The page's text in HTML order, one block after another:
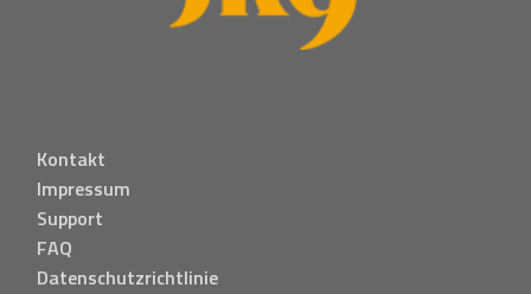
Kontakt
Impressum
Support
FAQ
Datenschutzrichtlinie